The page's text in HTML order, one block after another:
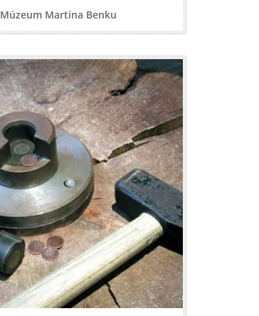
Múzeum Martina Benku